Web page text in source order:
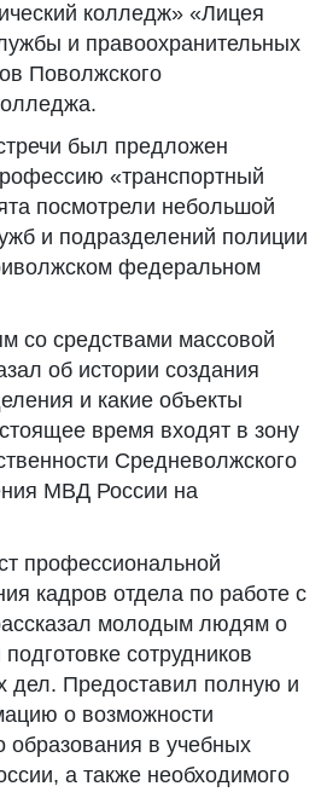
колледж» «Лицея
и правоохранительных
Поволжского
был предложен
«транспортный
посмотрели небольшой
и подразделений полиции
федеральном
со средствами массовой
об истории создания
и какие объекты
время входят в зону
Средневолжского
МВД России на
профессиональной
кадров отдела по работе с
молодым людям о
сотрудников
дел. Предоставил полную и
о возможности
образования в учебных
а также необходимого